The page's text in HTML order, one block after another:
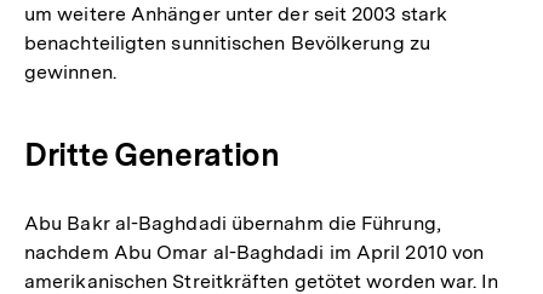
um weitere Anhänger unter der seit 2003 stark
benachteiligten sunnitischen Bevölkerung zu
gewinnen.
Dritte Generation
Abu Bakr al-Baghdadi übernahm die Führung,
nachdem Abu Omar al-Baghdadi im April 2010 von
amerikanischen Streitkräften getötet worden war. In